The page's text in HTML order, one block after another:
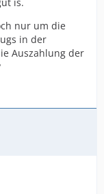
nur um die
in der
Auszahlung der